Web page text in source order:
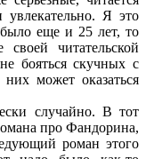
увлекательно. Я это
было еще и 25 лет, то
читательской
бояться скучных с
может оказаться
случайно. В тот
про Фандорина,
роман этого